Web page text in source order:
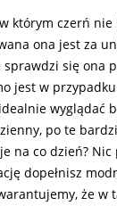
którym czerń nie
ona jest za
się ona
jest w
wyglądać
po te
na co dzień? Nic
dopełnisz
że w